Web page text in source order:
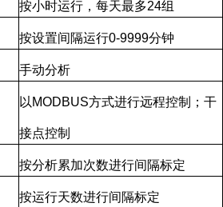
按小时运行，每天最多24组
按设置间隔运行0-9999分钟
手动分析
以 MODBUS方式进行远程控制；干
接点控制
按分析累加次数进行间隔标定
按运行天数进行间隔标定